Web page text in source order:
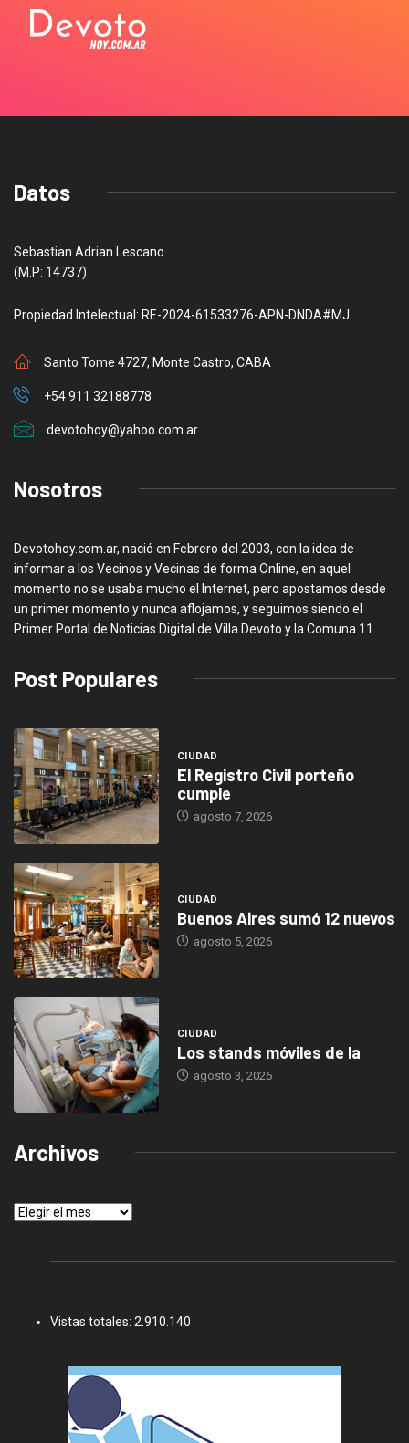
Datos
Sebastian Adrian Lescano
(M.P: 14737)
Propiedad Intelectual: RE-2024-61533276-APN-DNDA#MJ
Santo Tome 4727, Monte Castro, CABA
+54 911 32188778
devotohoy@yahoo.com.ar
Nosotros
Devotohoy.com.ar, nació en Febrero del 2003, con la idea de
informar a los Vecinos y Vecinas de forma Online, en aquel
momento no se usaba mucho el Internet, pero apostamos desde
un primer momento y nunca aflojamos, y seguimos siendo el
Primer Portal de Noticias Digital de Villa Devoto y la Comuna 11.
Post Populares
CIUDAD
El Registro Civil porteño
cumple
agosto 7, 2026
CIUDAD
Buenos Aires sumó 12 nuevos
agosto 5, 2026
CIUDAD
Los stands móviles de la
agosto 3, 2026
Archivos
Archivos
Vistas totales: 2.910.140